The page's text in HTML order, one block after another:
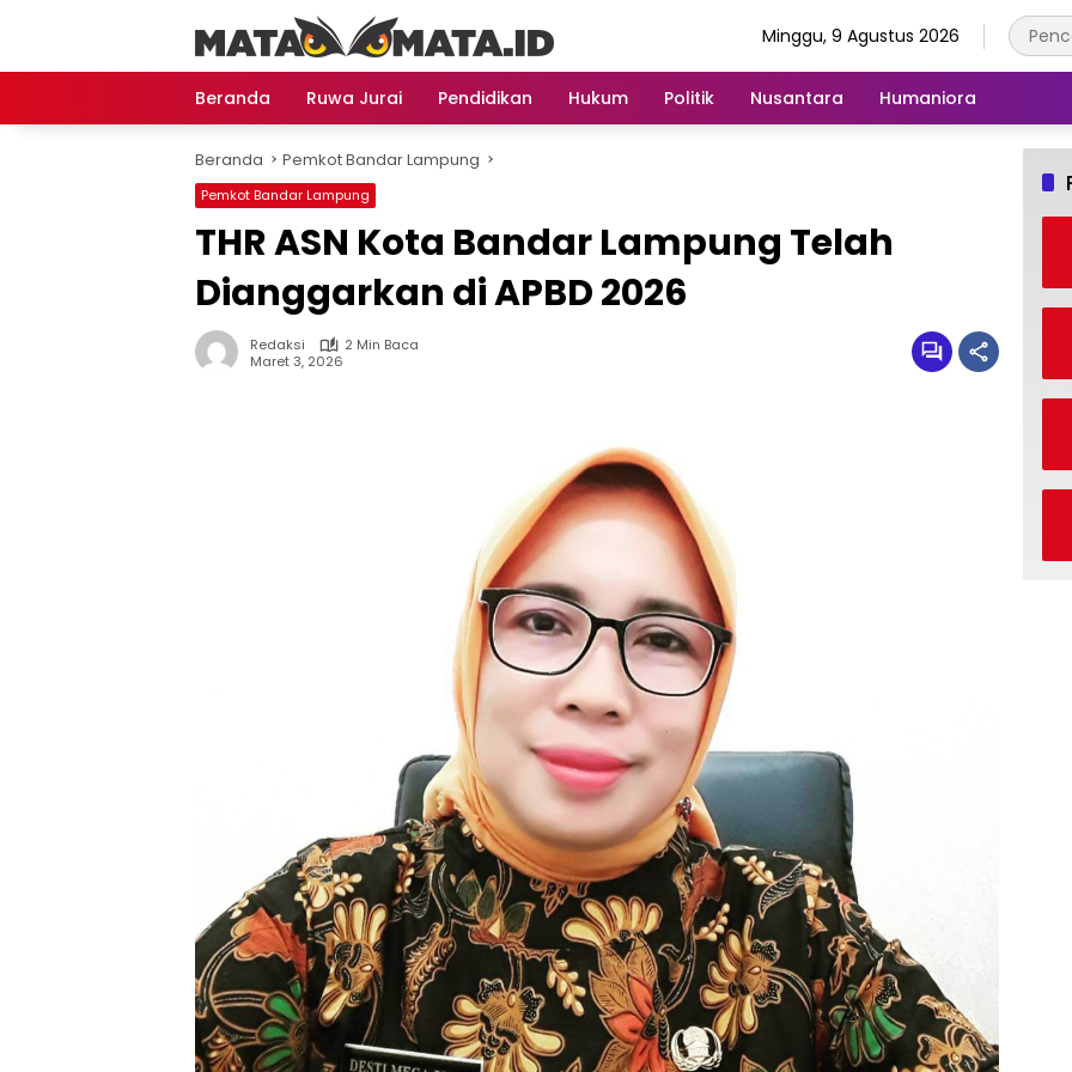
Minggu, 9 Agustus 2026
Beranda Ruwa Jurai Pendidikan Hukum Politik Nusantara Humaniora
Beranda Pemkot Bandar Lampung
Pemkot Bandar Lampung
THR ASN Kota Bandar Lampung Telah
Dianggarkan di APBD 2026
Redaksi
2 Min Baca
Maret 3, 2026